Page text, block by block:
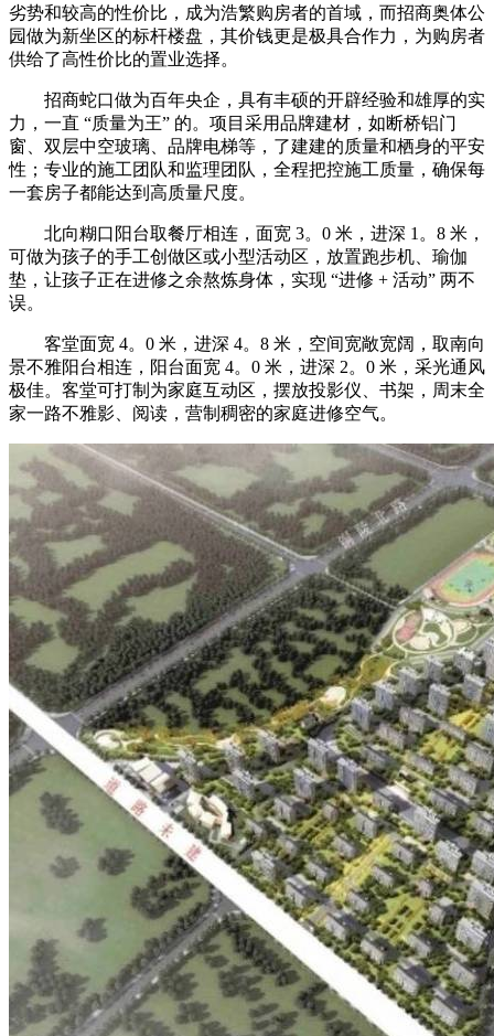
劣势和较高的性价比，成为浩繁购房者的首域，而招商奥体公
园做为新坐区的标杆楼盘，其价钱更是极具合作力，为购房者
供给了高性价比的置业选择。
招商蛇口做为百年央企，具有丰硕的开辟经验和雄厚的实
力，一直 “质量为王” 的。项目采用品牌建材，如断桥铝门
窗、双层中空玻璃、品牌电梯等，了建建的质量和栖身的平安
性；专业的施工团队和监理团队，全程把控施工质量，确保每
一套房子都能达到高质量尺度。
北向糊口阳台取餐厅相连，面宽 3。0 米，进深 1。8 米，
可做为孩子的手工创做区或小型活动区，放置跑步机、瑜伽
垫，让孩子正在进修之余熬炼身体，实现 “进修 + 活动” 两不
误。
客堂面宽 4。0 米，进深 4。8 米，空间宽敞宽阔，取南向
景不雅阳台相连，阳台面宽 4。0 米，进深 2。0 米，采光通风
极佳。客堂可打制为家庭互动区，摆放投影仪、书架，周末全
家一路不雅影、阅读，营制稠密的家庭进修空气。